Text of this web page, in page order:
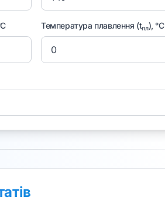
Температура плавлення (tпл), °C